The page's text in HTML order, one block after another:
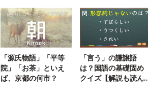
「源氏物語」「平等
院」「お茶」といえ
ば、京都の何市？
「言う」の謙譲語
は？国語の基礎固め
クイズ【解説も読ん